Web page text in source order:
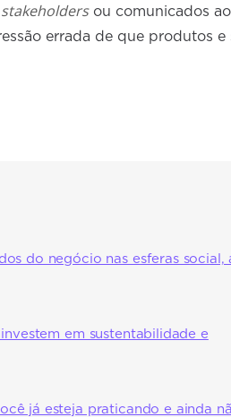
stakeholdersou comunicados
errada de que produtos e
do negócio nas esferas social,
em sustentabilidade e
já esteja praticando e ainda